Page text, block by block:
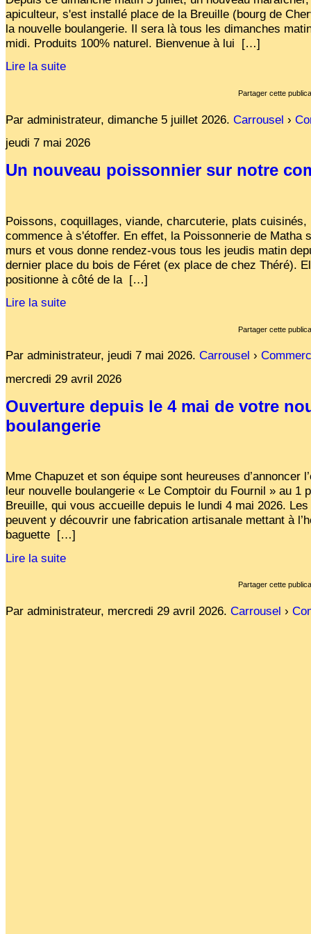
Affiches 2023-2024
Affiches 2024-2025
apiculteur, s'est installé place de la Breuille (bourg de
la nouvelle boulangerie. Il sera là tous les dimanches
midi. Produits 100% naturel. Bienvenue à lui […]
Lire la suite
Partager cette
Par administrateur, dimanche 5 juillet 2026. Carrousel ›
jeudi 7 mai 2026
Un nouveau poissonnier sur notre
Poissons, coquillages, viande, charcuterie, plats cuisinés,
commence à s'étoffer. En effet, la Poissonnerie de Matha
murs et vous donne rendez-vous tous les jeudis matin
dernier place du bois de Féret (ex place de chez Théré).
positionne à côté de la […]
Lire la suite
Partager cette
Par administrateur, jeudi 7 mai 2026. Carrousel ›
mercredi 29 avril 2026
Ouverture depuis le 4 mai de votre
boulangerie
Mme Chapuzet et son équipe sont heureuses d’annoncer
leur nouvelle boulangerie « Le Comptoir du Fournil » au 1
Breuille, qui vous accueille depuis le lundi 4 mai 2026.
peuvent y découvrir une fabrication artisanale mettant à
baguette […]
Lire la suite
Partager cette
Par administrateur, mercredi 29 avril 2026. Carrousel ›